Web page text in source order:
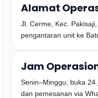
Alamat
Jl. Cerme, Kec.
pengantaran unit ke
Jam
Senin–Minggu, buka 24
dan pemesanan via